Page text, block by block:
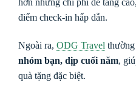
hơn nhưng chi phí dễ tăng
điểm check-in hấp dẫn.
Ngoài ra, ODG Travel
nhóm bạn, dịp cuối năm,
quà tặng đặc biệt.